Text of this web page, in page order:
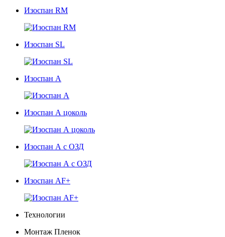
Изоспан RМ
Изоспан SL
Изоспан А
Изоспан А цоколь
Изоспан А с ОЗД
Изоспан АF+
Технологии
Монтаж Пленок